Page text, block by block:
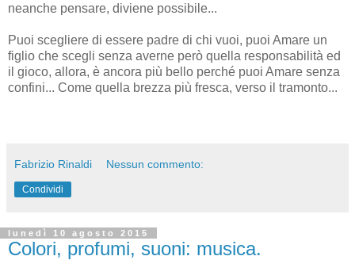
neanche pensare, diviene possibile...
Puoi scegliere di essere padre di chi vuoi, puoi Amare un
figlio che scegli senza averne però quella responsabilità ed
il gioco, allora, è ancora più bello perché puoi Amare senza
confini... Come quella brezza più fresca, verso il tramonto...
Fabrizio Rinaldi Nessun commento:
Condividi
lunedì 10 agosto 2015
Colori, profumi, suoni: musica.